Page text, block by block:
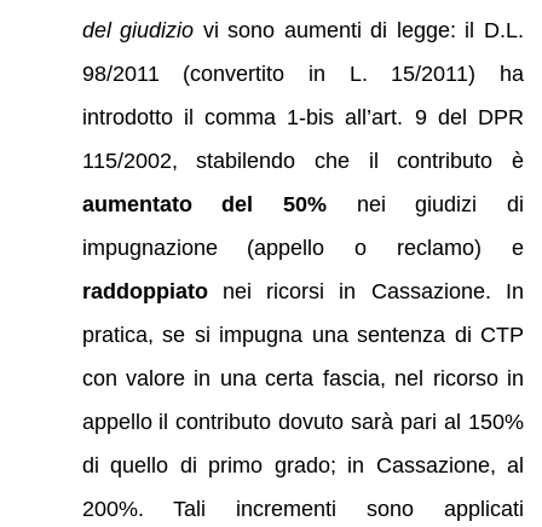
del giudizio vi sono aumenti di legge: il D.L.
98/2011 (convertito in L. 15/2011) ha
introdotto il comma 1‑bis all’art. 9 del DPR
115/2002, stabilendo che il contributo è
aumentato del 50%nei giudizi di
impugnazione (appello o reclamo) e
raddoppiatonei ricorsi in Cassazione. In
pratica, se si impugna una sentenza di CTP
con valore in una certa fascia, nel ricorso in
appello il contributo dovuto sarà pari al 150%
di quello di primo grado; in Cassazione, al
200%. Tali incrementi sono applicati